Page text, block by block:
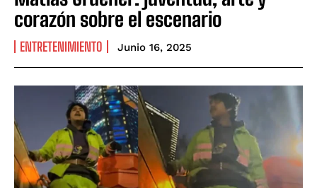
corazón sobre el escenario
ENTRETENIMIENTO Junio 16, 2025